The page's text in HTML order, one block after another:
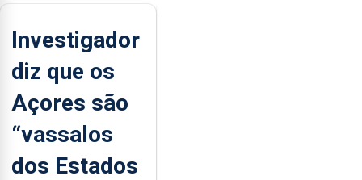
Investigador
diz que os
Açores são
“vassalos
dos Estados